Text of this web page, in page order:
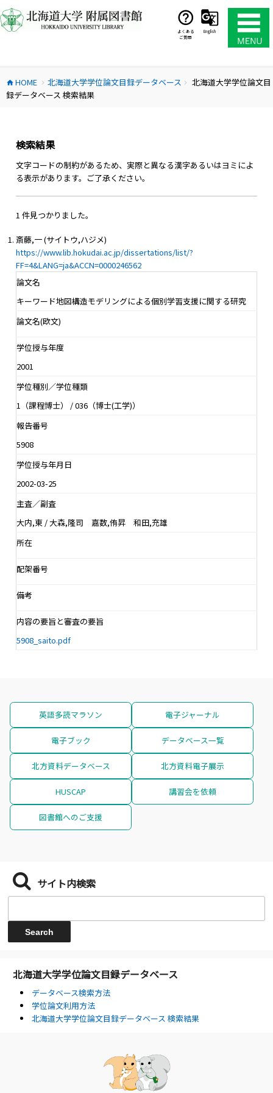
ン
テ
ス
キ
よくある
ご質問
English
home HOME chevron_right 北海道大学学位論文目録データベース chevron_right
北海道大学学位論文目
録データベース 検索結果
検索結果
文字コードの制約があるため、実際と異なる漢字あるいはヨミによ
る表示があります。ご了承ください。
1 件見つかりました。
斎藤,一 (サイトウ,ハジメ)
https://www.lib.hokudai.ac.jp/dissertations/list/?
FF=4&LANG=ja&ACCN=0000246562
論文名
キーワード地図構造モデリングによる個別学習支援に関する研究
論文名(欧文)
学位授与年度
2001
学位種別／学位種類
1（課程博士） / 036（博士(工学)）
報告番号
5908
学位授与年月日
2002-03-25
主査／副査
大内,東 / 大森,隆司 嘉数,侑昇 和田,充雄
所在
配架番号
備考
内容の要旨と審査の要旨
5908_saito.pdf
英語多読マラソン 電子ジャーナル
電子ブック データベース一覧
北方資料データベース 北方資料電子展示
HUSCAP 講習会を依頼
図書館へのご支援
サイト内検索
北海道大学学位論文目録データベース
データベース検索方法
学位論文利用方法
北海道大学学位論文目録データベース 検索結果